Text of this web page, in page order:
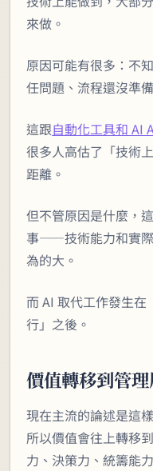
來做。
原因可能有很多：不
任問題、流程還沒準
這跟自動化工具和 AI
很多人高估了「技術
距離。
但不管原因是什麼，
事——技術能力和實際
為的大。
而 AI 取代工作發生
行」之後。
價值轉移到管
現在主流的論述是這
所以價值會往上轉移
力、決策力、統籌能